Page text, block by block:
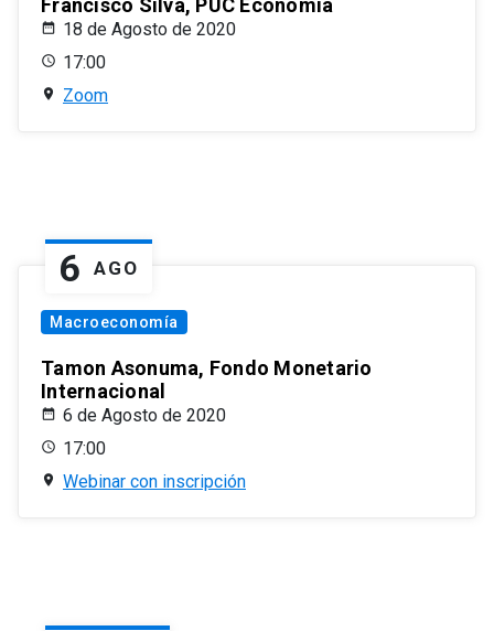
Francisco Silva, PUC Economía
18 de Agosto de 2020
17:00
Zoom
6 AGO
Macroeconomía
Tamon Asonuma, Fondo Monetario
Internacional
6 de Agosto de 2020
17:00
Webinar con inscripción